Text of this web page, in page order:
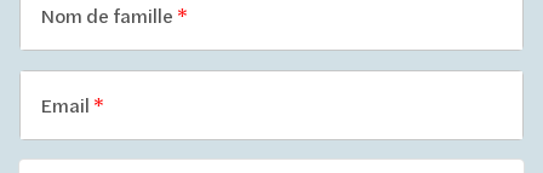
Nom de famille
Email